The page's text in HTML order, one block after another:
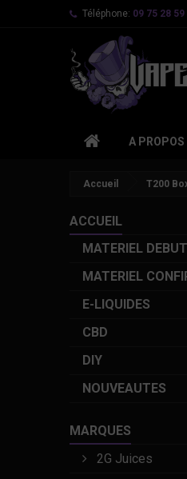
Téléphone: 09 75 28 59
A PROPOS
Accueil T200
ACCUEIL
MATERIEL
MATERIEL
E-LIQUIDES
CBD
DIY
NOUVEAUTES
MARQUES
2G Juices